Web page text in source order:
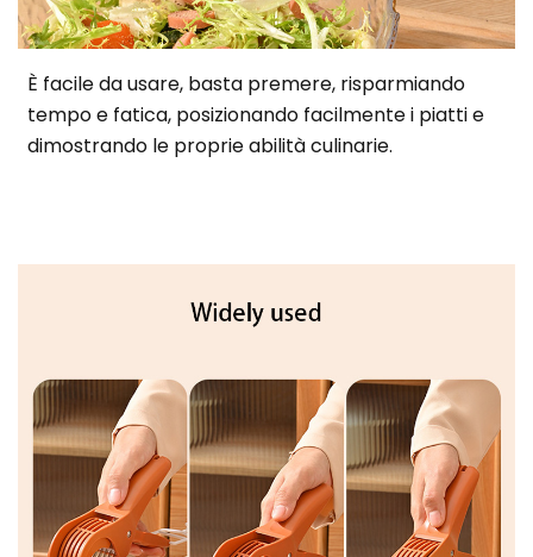
È facile da usare, basta premere, risparmiando
tempo e fatica, posizionando facilmente i piatti e
dimostrando le proprie abilità culinarie.